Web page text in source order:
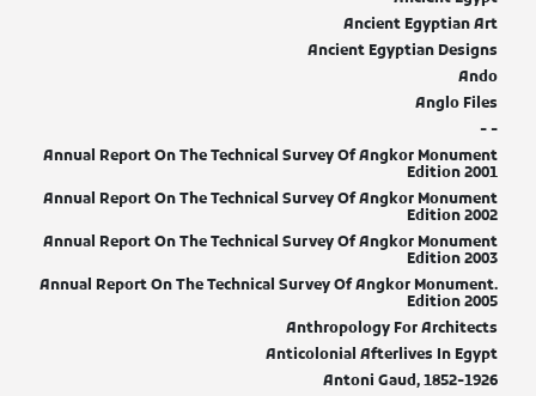
Ancient Egyptian Art
Ancient Egyptian Designs
Ando
Anglo Files
- -
Annual Report On The Technical Survey Of Angkor Monument
Edition 2001
Annual Report On The Technical Survey Of Angkor Monument
Edition 2002
Annual Report On The Technical Survey Of Angkor Monument
Edition 2003
Annual Report On The Technical Survey Of Angkor Monument.
Edition 2005
Anthropology For Architects
Anticolonial Afterlives In Egypt
Antoni Gaud, 1852-1926